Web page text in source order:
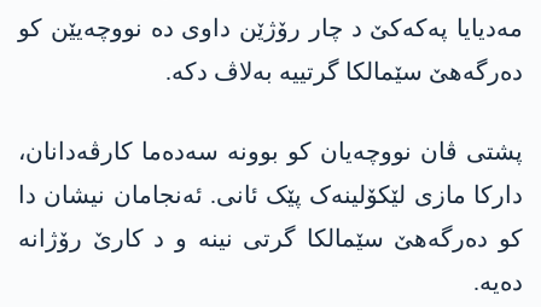
مەدیایا پەکەکێ د چار رۆژێن داوی دە نووچەیێن کو
دەرگەھێ سێمالکا گرتییە بەلاڤ دکە.
پشتی ڤان نووچەیان کو بوونە سەدەما کارڤەدانان،
دارکا مازی لێکۆلینەک پێک ئانی. ئەنجامان نیشان دا
کو دەرگەھێ سێمالکا گرتی نینە و د کارێ رۆژانە
دەیە.